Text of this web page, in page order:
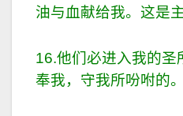
油与血献给我。这是
16.他们必进入我的圣
奉我，守我所吩咐的。